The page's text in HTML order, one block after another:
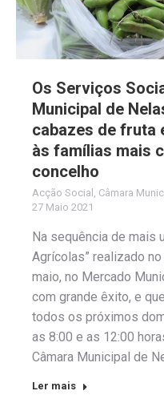
Os Serviços
Municipal de
cabazes de fruta
às famílias mais
concelho
Acção Social Câmara
27 Maio 2021
Na sequência de mais
Agrícolas” realizado
maio, no Mercado
com grande êxito, e
todos os próximos
as 8:00 e as 12:00
Câmara Municipal de
Ler mais